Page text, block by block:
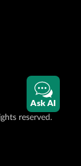
reserved.
Ask AI